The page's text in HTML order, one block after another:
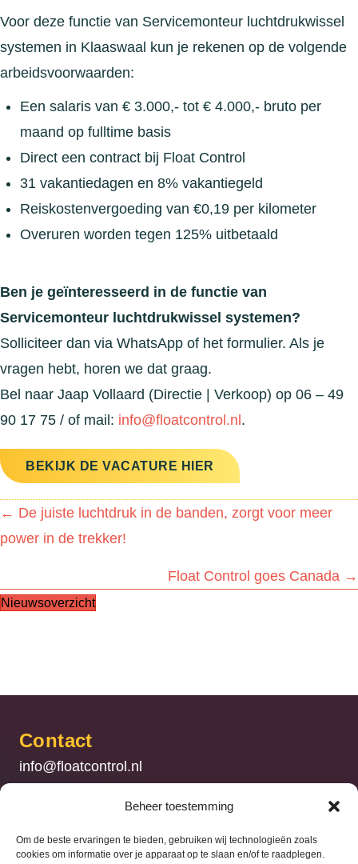
Beheer toestemming
Om de beste ervaringen te bieden, gebruiken wij technologieën zoals
cookies om informatie over je apparaat op te slaan en/of te raadplegen.
Stel uw vraag
Voor deze functie van Servicemonteur luchtdrukwissel
systemen in Klaaswaal kun je rekenen op de volgende
arbeidsvoorwaarden:
Een salaris van € 3.000,- tot € 4.000,- bruto per
maand op fulltime basis
Direct een contract bij Float Control
31 vakantiedagen en 8% vakantiegeld
Reiskostenvergoeding van €0,19 per kilometer
Overuren worden tegen 125% uitbetaald
Ben je geïnteresseerd in de functie van
Servicemonteur luchtdrukwissel systemen?
Solliciteer dan via WhatsApp of het formulier. Als je
vragen hebt, horen we dat graag.
Bel naar Jaap Vollaard (Directie | Verkoop) op 06 – 49
90 17 75 / of mail: info@floatcontrol.nl .
BEKIJK DE VACATURE HIER
Posts
navigation
← De juiste luchtdruk in de banden, zorgt voor meer
power in de trekker!
Float Control goes Canada →
Nieuwsoverzicht
Contact
info@floatcontrol.nl
+31 (0) 186 – 741740
Float Control
Met een luchtdrukwisselsysteem van Float